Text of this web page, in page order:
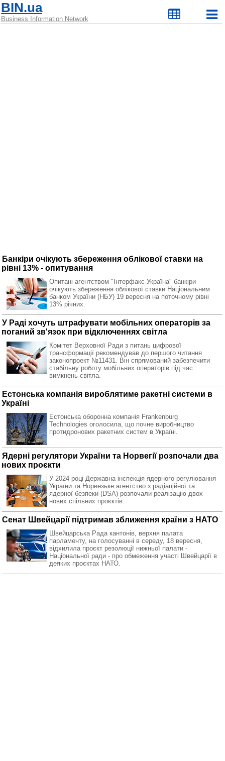
BIN.ua
Business Information Network
Банкіри очікують збереження облікової ставки на
рівні 13% - опитування
Опитані агентством "Інтерфакс-Україна" банкіри
очікують збереження облікової ставки Національним
банком України (НБУ) 19 вересня на поточному рівні
13% річних.
У Раді хочуть штрафувати мобільних операторів за
поганий зв'язок при відключеннях світла
Комітет Верховної Ради з питань цифрової
трансформації рекомендував до першого читання
законопроект №11431. Він спрямований забезпечити
стабільну роботу мобільних операторів під час
вимкнень світла.
Естонська компанія вироблятиме ракетні системи в
Україні
Естонська оборонна компанія Frankenburg
Technologies оголосила, що почне виробництво
протидронових ракетних систем в Україні.
Ядерні регулятори України та Норвегії розпочали два
нових проєкти
У 2024 році Державна інспекція ядерного регулювання
України та Норвезьке агентство з радіаційної та
ядерної безпеки (DSA) розпочали реалізацію двох
нових спільних проєктів.
Сенат Швейцарії підтримав зближення країни з НАТО
Швейцарська Рада кантонів, верхня палата
парламенту, на голосуванні в середу, 18 вересня,
відхилила проєкт резолюції нижньої палати -
Національної ради - про обмеження участі Швейцарії в
деяких проєктах НАТО.